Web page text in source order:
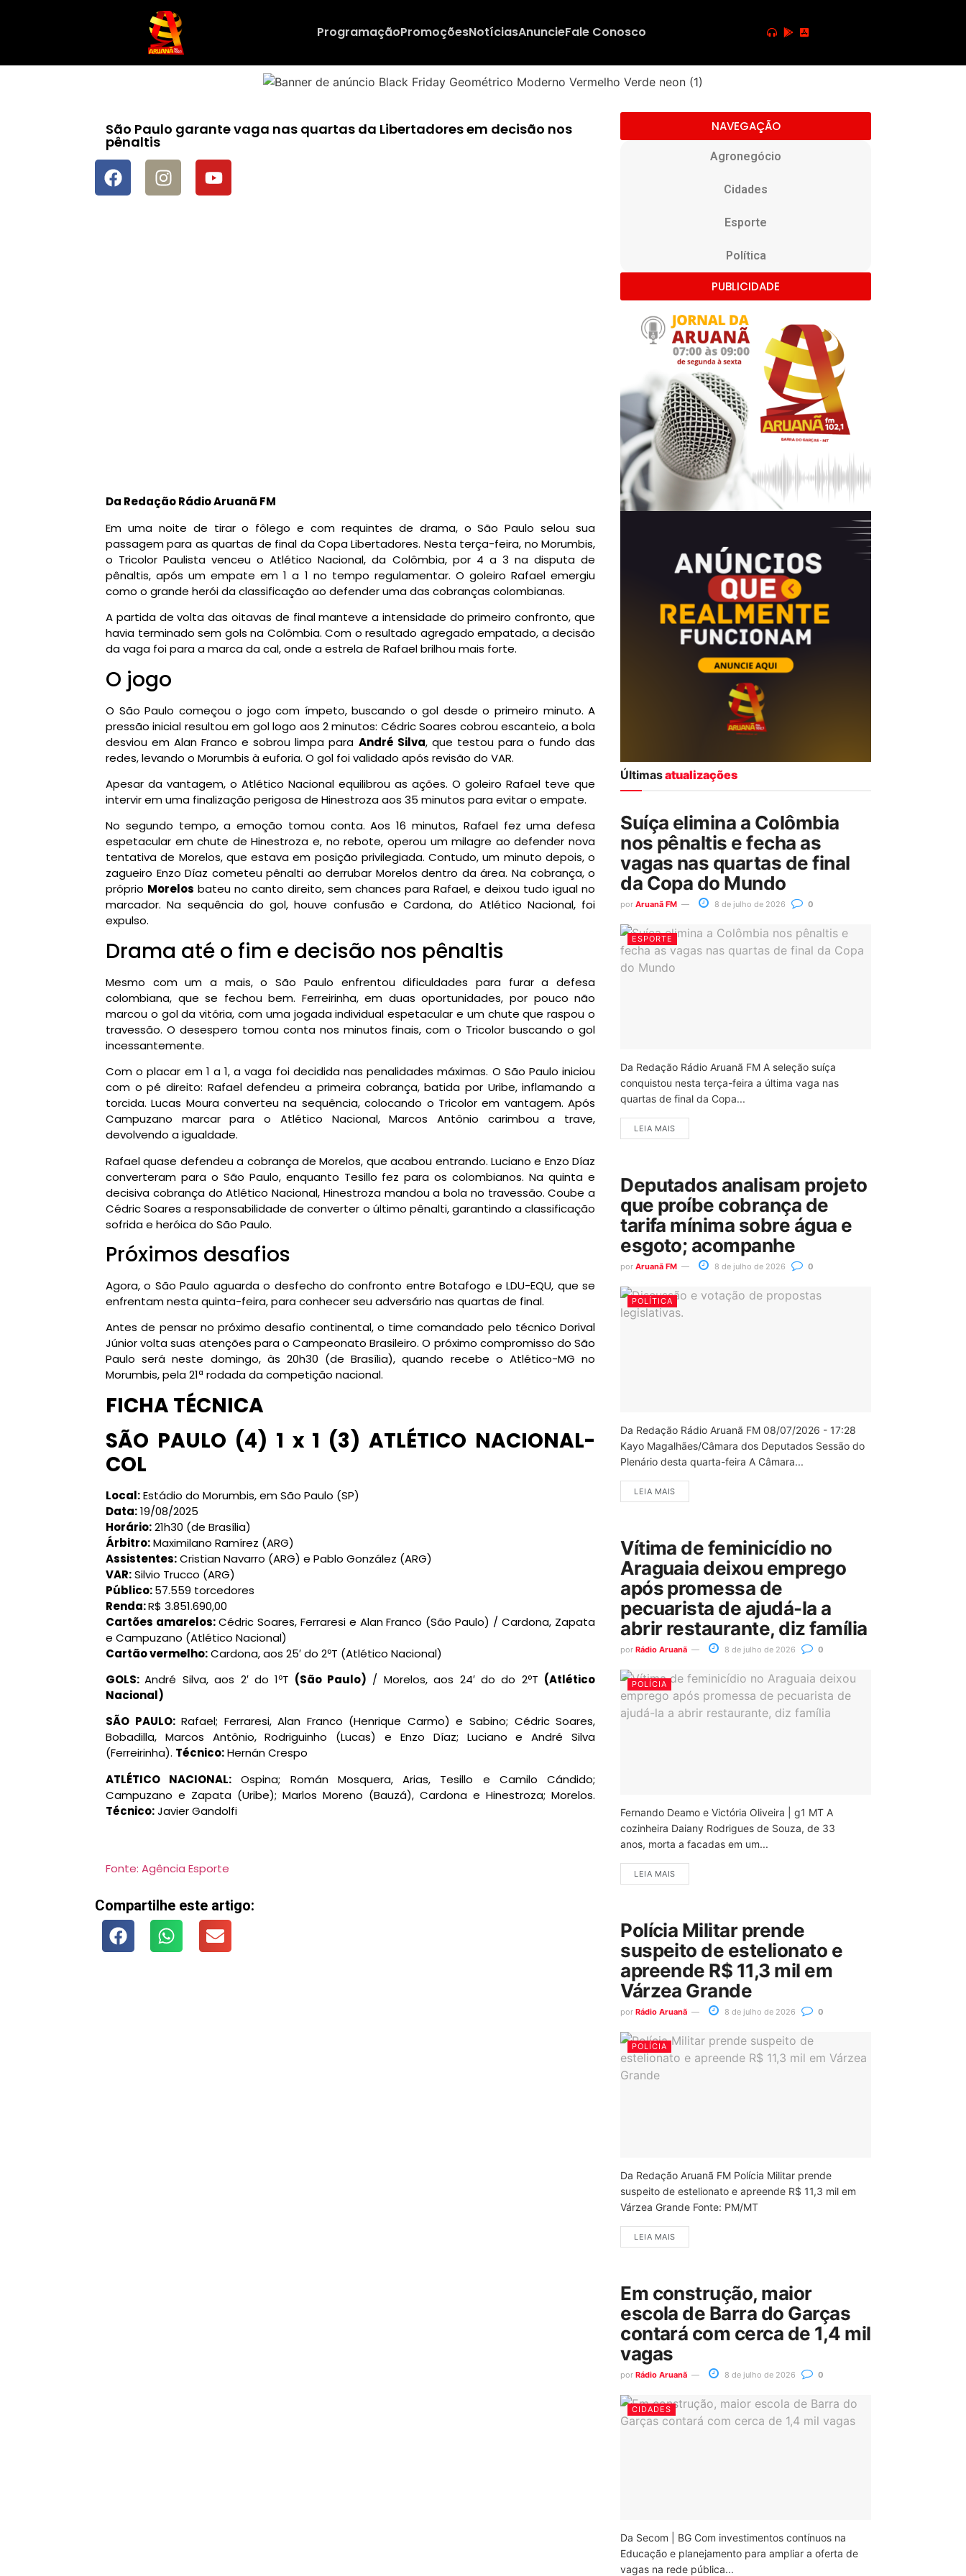
ProgramaçãoPromoçõesNotíciasAnuncieFale Conosco
São Paulo garante vaga nas quartas da Libertadores em decisão nos
pênaltis
Da Redação Rádio Aruanã FM
Em uma noite de tirar o fôlego e com requintes de drama, o São Paulo selou sua
passagem para as quartas de final da Copa Libertadores. Nesta terça-feira, no Morumbis,
o Tricolor Paulista venceu o Atlético Nacional, da Colômbia, por 4 a 3 na disputa de
pênaltis, após um empate em 1 a 1 no tempo regulamentar. O goleiro Rafael emergiu
como o grande herói da classificação ao defender uma das cobranças colombianas.
A partida de volta das oitavas de final manteve a intensidade do primeiro confronto, que
havia terminado sem gols na Colômbia. Com o resultado agregado empatado, a decisão
da vaga foi para a marca da cal, onde a estrela de Rafael brilhou mais forte.
O jogo
O São Paulo começou o jogo com ímpeto, buscando o gol desde o primeiro minuto. A
pressão inicial resultou em gol logo aos 2 minutos: Cédric Soares cobrou escanteio, a bola
desviou em Alan Franco e sobrou limpa para André Silva, que testou para o fundo das
redes, levando o Morumbis à euforia. O gol foi validado após revisão do VAR.
Apesar da vantagem, o Atlético Nacional equilibrou as ações. O goleiro Rafael teve que
intervir em uma finalização perigosa de Hinestroza aos 35 minutos para evitar o empate.
No segundo tempo, a emoção tomou conta. Aos 16 minutos, Rafael fez uma defesa
espetacular em chute de Hinestroza e, no rebote, operou um milagre ao defender nova
tentativa de Morelos, que estava em posição privilegiada. Contudo, um minuto depois, o
zagueiro Enzo Díaz cometeu pênalti ao derrubar Morelos dentro da área. Na cobrança, o
próprio Morelos bateu no canto direito, sem chances para Rafael, e deixou tudo igual no
marcador. Na sequência do gol, houve confusão e Cardona, do Atlético Nacional, foi
expulso.
Drama até o fim e decisão nos pênaltis
Mesmo com um a mais, o São Paulo enfrentou dificuldades para furar a defesa
colombiana, que se fechou bem. Ferreirinha, em duas oportunidades, por pouco não
marcou o gol da vitória, com uma jogada individual espetacular e um chute que raspou o
travessão. O desespero tomou conta nos minutos finais, com o Tricolor buscando o gol
incessantemente.
Com o placar em 1 a 1, a vaga foi decidida nas penalidades máximas. O São Paulo iniciou
com o pé direito: Rafael defendeu a primeira cobrança, batida por Uribe, inflamando a
torcida. Lucas Moura converteu na sequência, colocando o Tricolor em vantagem. Após
Campuzano marcar para o Atlético Nacional, Marcos Antônio carimbou a trave,
devolvendo a igualdade.
Rafael quase defendeu a cobrança de Morelos, que acabou entrando. Luciano e Enzo Díaz
converteram para o São Paulo, enquanto Tesillo fez para os colombianos. Na quinta e
decisiva cobrança do Atlético Nacional, Hinestroza mandou a bola no travessão. Coube a
Cédric Soares a responsabilidade de converter o último pênalti, garantindo a classificação
sofrida e heróica do São Paulo.
Próximos desafios
Agora, o São Paulo aguarda o desfecho do confronto entre Botafogo e LDU-EQU, que se
enfrentam nesta quinta-feira, para conhecer seu adversário nas quartas de final.
Antes de pensar no próximo desafio continental, o time comandado pelo técnico Dorival
Júnior volta suas atenções para o Campeonato Brasileiro. O próximo compromisso do São
Paulo será neste domingo, às 20h30 (de Brasília), quando recebe o Atlético-MG no
Morumbis, pela 21ª rodada da competição nacional.
FICHA TÉCNICA
SÃO PAULO (4) 1 x 1 (3) ATLÉTICO NACIONAL-
COL
Local:Estádio do Morumbis, em São Paulo (SP)
Data:19/08/2025
Horário:21h30 (de Brasília)
Árbitro:Maximilano Ramírez (ARG)
Assistentes:Cristian Navarro (ARG) e Pablo González (ARG)
VAR:Silvio Trucco (ARG)
Público:57.559 torcedores
Renda:R$ 3.851.690,00
Cartões amarelos:Cédric Soares, Ferraresi e Alan Franco (São Paulo) / Cardona, Zapata
e Campuzano (Atlético Nacional)
Cartão vermelho:Cardona, aos 25′ do 2ºT (Atlético Nacional)
GOLS:André Silva, aos 2′ do 1ºT (São Paulo) / Morelos, aos 24′ do do 2ºT (Atlético
Nacional)
SÃO PAULO:Rafael; Ferraresi, Alan Franco (Henrique Carmo) e Sabino; Cédric Soares,
Bobadilla, Marcos Antônio, Rodriguinho (Lucas) e Enzo Díaz; Luciano e André Silva
(Ferreirinha). Técnico:Hernán Crespo
ATLÉTICO NACIONAL: Ospina; Román Mosquera, Arias, Tesillo e Camilo Cándido;
Campuzano e Zapata (Uribe); Marlos Moreno (Bauzá), Cardona e Hinestroza; Morelos.
Técnico:Javier Gandolfi
Fonte: Agência Esporte
Compartilhe este artigo:
NAVEGAÇÃO
Agronegócio
Cidades
Esporte
Política
PUBLICIDADE
Últimasatualizações
Suíça elimina a Colômbia
nos pênaltis e fecha as
vagas nas quartas de final
da Copa do Mundo
por Aruanã FM 8 de julho de 2026 0
ESPORTE
Da Redação Rádio Aruanã FM A seleção suíça
conquistou nesta terça-feira a última vaga nas
quartas de final da Copa...
LEIA MAIS
Deputados analisam projeto
que proíbe cobrança de
tarifa mínima sobre água e
esgoto; acompanhe
por Aruanã FM 8 de julho de 2026 0
POLÍTICA
Da Redação Rádio Aruanã FM 08/07/2026 - 17:28
Kayo Magalhães/Câmara dos Deputados Sessão do
Plenário desta quarta-feira A Câmara...
LEIA MAIS
Vítima de feminicídio no
Araguaia deixou emprego
após promessa de
pecuarista de ajudá-la a
abrir restaurante, diz família
por Rádio Aruanã 8 de julho de 2026 0
POLÍCIA
Fernando Deamo e Victória Oliveira | g1 MT A
cozinheira Daiany Rodrigues de Souza, de 33
anos, morta a facadas em um...
LEIA MAIS
Polícia Militar prende
suspeito de estelionato e
apreende R$ 11,3 mil em
Várzea Grande
por Rádio Aruanã 8 de julho de 2026 0
POLÍCIA
Da Redação Aruanã FM Polícia Militar prende
suspeito de estelionato e apreende R$ 11,3 mil em
Várzea Grande Fonte: PM/MT
LEIA MAIS
Em construção, maior
escola de Barra do Garças
contará com cerca de 1,4 mil
vagas
por Rádio Aruanã 8 de julho de 2026 0
CIDADES
Da Secom | BG Com investimentos contínuos na
Educação e planejamento para ampliar a oferta de
vagas na rede pública...